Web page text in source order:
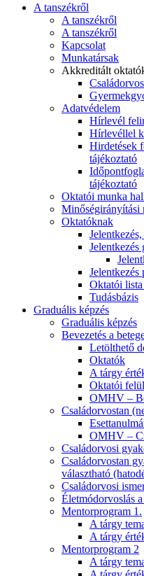
A tanszékről
A tanszékről
A tanszékről
Kapcsolat
Munkatársak
Akkreditált
Adatvédelem
Hírlevél
Hírlevéllel
Hirdetések
tájékoztató
tájékoztató
Oktatói munka
Minőségirányítási
Oktatóknak
Jelentkezés
Jelentkezés
Oktatói lista
Tudásbázis
Graduális képzés
Graduális képzés
Bevezetés a
Letölthető
Oktatók
A tárgy
Oktatói
OMHV –
Családorvostan
OMHV –
Családorvosi
Családorvostan
választható
Családorvosi
Életmódorvoslás
Mentorprogram 1.
A tárgy
A tárgy
Mentorprogram 2
A tárgy